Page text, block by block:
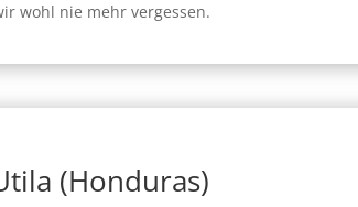
wohl nie mehr vergessen.
(Honduras)